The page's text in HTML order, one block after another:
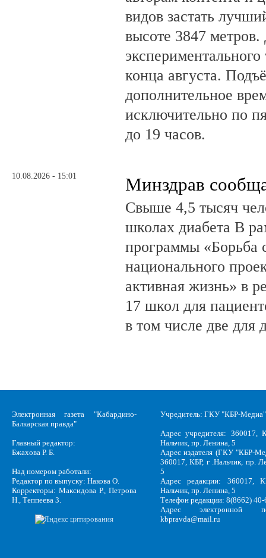
видов застать
высоте 3847 метров.
конца августа.
дополнительное
исключительно по
до 19 часов.
10.08.2026 - 15:01 Минздрав
Свыше 4,5 тысяч
школах диабета В
программы «Борьба
национального
активная жизнь» в
17 школ для
в том числе две для
Электронная газета "Кабардино-
Балкарская правда"
Главный редактор:
Бжахова Р. Б.
Над номером работали:
Редактор по выпуску: Накова О.
Корректоры: Максидова Р., Петрова
Н., Теппеева З.
Учредитель: ГКУ "КБР-Медиа"
Адрес учредителя: 360017,
Нальчик, пр. Ленина, 5
Адрес издателя (ГКУ "КБР-
360017, КБР, г .Нальчик, пр.
5
Адрес редакции: 360017,
Нальчик, пр. Ленина, 5
Телефон редакции: 8(8662)
Адрес электронной
kbpravda@mail.ru